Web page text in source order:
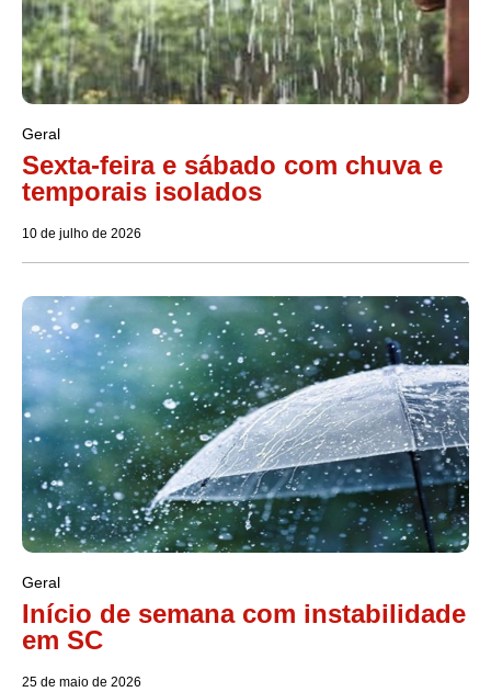
Geral
Sexta-feira e sábado com chuva e
temporais isolados
10 de julho de 2026
Geral
Início de semana com instabilidade
em SC
25 de maio de 2026